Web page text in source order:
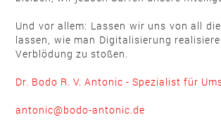
Und vor allem: Lassen wir uns von all
lassen, wie man Digitalisierung
Verblödung zu stoßen.
Dr. Bodo R. V. Antonic - Spezialist für
antonic@bodo-antonic.de